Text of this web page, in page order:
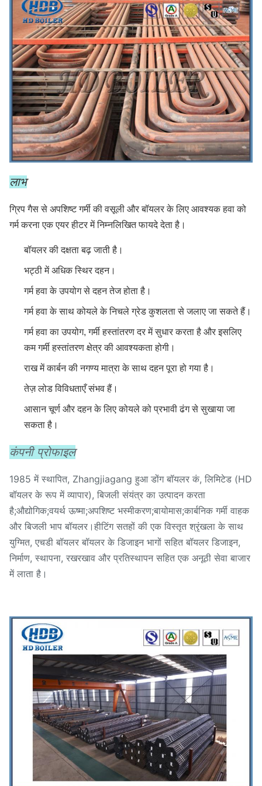
लाभ
ग्रिप गैस से अपशिष्ट गर्मी की वसूली और बॉयलर के लिए आवश्यक हवा को
गर्म करना एक एयर हीटर में निम्नलिखित फायदे देता है।
बॉयलर की दक्षता बढ़ जाती है।
भट्ठी में अधिक स्थिर दहन।
गर्म हवा के उपयोग से दहन तेज होता है।
गर्म हवा के साथ कोयले के निचले ग्रेड कुशलता से जलाए जा सकते हैं।
गर्म हवा का उपयोग, गर्मी हस्तांतरण दर में सुधार करता है और इसलिए
कम गर्मी हस्तांतरण क्षेत्र की आवश्यकता होगी।
राख में कार्बन की नगण्य मात्रा के साथ दहन पूरा हो गया है।
तेज़ लोड विविधताएँ संभव हैं।
आसान चूर्ण और दहन के लिए कोयले को प्रभावी ढंग से सुखाया जा
सकता है।
कंपनी प्रोफाइल
1985 में स्थापित, Zhangjiagang हुआ डोंग बॉयलर कं, लिमिटेड (HD
बॉयलर के रूप में व्यापार), बिजली संयंत्र का उत्पादन करता
है;औद्योगिक;वयर्थ ऊष्मा;अपशिष्ट भस्मीकरण;बायोमास;कार्बनिक गर्मी वाहक
और बिजली भाप बॉयलर।हीटिंग सतहों की एक विस्तृत श्रृंखला के साथ
युग्मित, एचडी बॉयलर बॉयलर के डिजाइन भागों सहित बॉयलर डिजाइन,
निर्माण, स्थापना, रखरखाव और प्रतिस्थापन सहित एक अनूठी सेवा बाजार
में लाता है।